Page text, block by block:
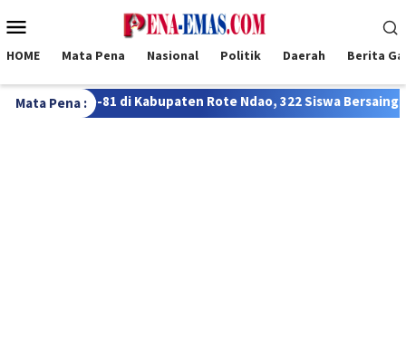
ke
Mobile
HOME Mata Pena Nasional Politik Daerah Berita
Mata Pena :
Rote Ndao, 322 Siswa Bersaing dalam Lomba FTBI Bahasa Rote